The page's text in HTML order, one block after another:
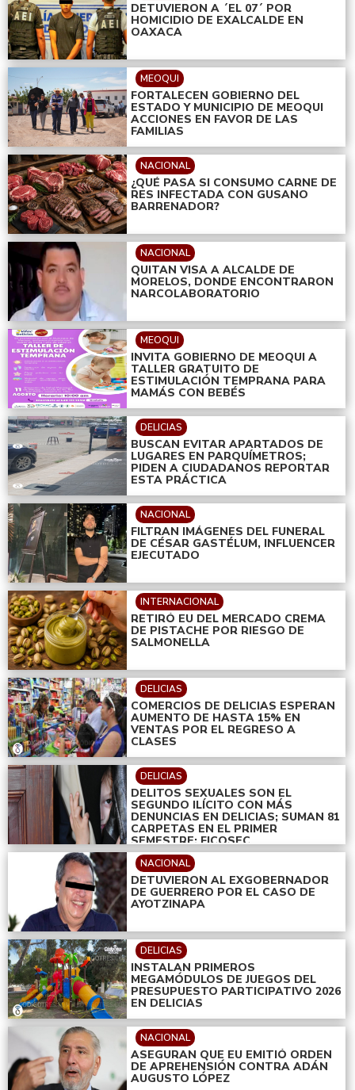
DETUVIERON A ´EL 07´ POR
HOMICIDIO DE EXALCALDE EN
OAXACA
MEOQUI
FORTALECEN GOBIERNO DEL
ESTADO Y MUNICIPIO DE MEOQUI
ACCIONES EN FAVOR DE LAS
FAMILIAS
NACIONAL
¿QUÉ PASA SI CONSUMO CARNE DE
RES INFECTADA CON GUSANO
BARRENADOR?
NACIONAL
QUITAN VISA A ALCALDE DE
MORELOS, DONDE ENCONTRARON
NARCOLABORATORIO
MEOQUI
INVITA GOBIERNO DE MEOQUI A
TALLER GRATUITO DE
ESTIMULACIÓN TEMPRANA PARA
MAMÁS CON BEBÉS
DELICIAS
BUSCAN EVITAR APARTADOS DE
LUGARES EN PARQUÍMETROS;
PIDEN A CIUDADANOS REPORTAR
ESTA PRÁCTICA
NACIONAL
FILTRAN IMÁGENES DEL FUNERAL
DE CÉSAR GASTÉLUM, INFLUENCER
EJECUTADO
INTERNACIONAL
RETIRÓ EU DEL MERCADO CREMA
DE PISTACHE POR RIESGO DE
SALMONELLA
DELICIAS
COMERCIOS DE DELICIAS ESPERAN
AUMENTO DE HASTA 15% EN
VENTAS POR EL REGRESO A
CLASES
DELICIAS
DELITOS SEXUALES SON EL
SEGUNDO ILÍCITO CON MÁS
DENUNCIAS EN DELICIAS; SUMAN 81
CARPETAS EN EL PRIMER
SEMESTRE: FICOSEC
NACIONAL
DETUVIERON AL EXGOBERNADOR
DE GUERRERO POR EL CASO DE
AYOTZINAPA
DELICIAS
INSTALAN PRIMEROS
MEGAMÓDULOS DE JUEGOS DEL
PRESUPUESTO PARTICIPATIVO 2026
EN DELICIAS
NACIONAL
ASEGURAN QUE EU EMITIÓ ORDEN
DE APREHENSIÓN CONTRA ADÁN
AUGUSTO LÓPEZ